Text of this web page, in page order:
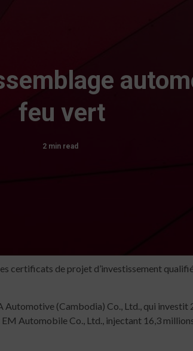
feu vert
2 min read
certificats de projet d’investissement
(Cambodia) Co., Ltd., qui investit
Automobile Co., Ltd., injectant 16,3